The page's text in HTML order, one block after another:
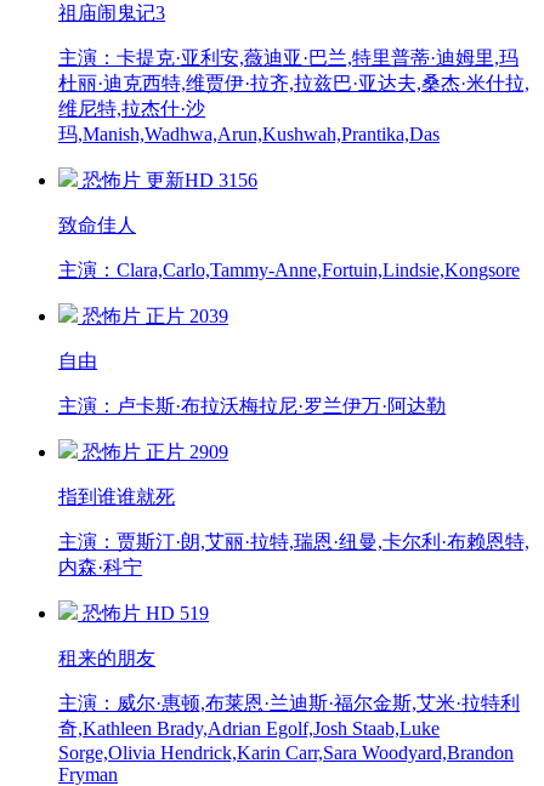
祖庙闹鬼记3
主演：卡提克·亚利安,薇迪亚·巴兰,特里普蒂·迪姆里,玛
杜丽·迪克西特,维贾伊·拉齐,拉兹巴·亚达夫,桑杰·米什拉,
维尼特,拉杰什·沙
玛,Manish,Wadhwa,Arun,Kushwah,Prantika,Das
恐怖片 更新HD 3156
致命佳人
主演：Clara,Carlo,Tammy-Anne,Fortuin,Lindsie,Kongsore
恐怖片 正片 2039
自由
主演：卢卡斯·布拉沃梅拉尼·罗兰伊万·阿达勒
恐怖片 正片 2909
指到谁谁就死
主演：贾斯汀·朗,艾丽·拉特,瑞恩·纽曼,卡尔利·布赖恩特,
内森·科宁
恐怖片 HD 519
租来的朋友
主演：威尔·惠顿,布莱恩·兰迪斯·福尔金斯,艾米·拉特利
奇,Kathleen Brady,Adrian Egolf,Josh Staab,Luke
Sorge,Olivia Hendrick,Karin Carr,Sara Woodyard,Brandon
Fryman